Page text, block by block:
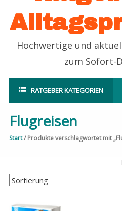
Hochwertige und
zum Sofort-
RATGEBER KATEGORIEN
Flugreisen
Start/ Produkte verschlagwortet mit